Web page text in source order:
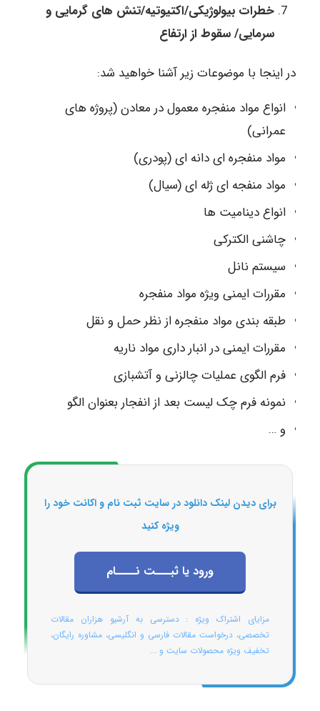
خطرات بیولوژیکی/اکتیوتیه/تنش های گرمایی و
سرمایی/ سقوط از ارتفاع
در اینجا با موضوعات زیر آشنا خواهید شد:
انواع مواد منفجره معمول در معادن (پروژه های
عمرانی)
مواد منفجره ای دانه ای (پودری)
مواد منفجه ای ژله ای (سیال)
انواع دینامیت ها
چاشنی الکترکی
سیستم نانل
مقررات ایمنی ویژه مواد منفجره
طبقه بندی مواد منفجره از نظر حمل و نقل
مقررات ایمنی در انبار داری مواد ناریه
فرم الگوی عملیات چالزنی و آتشبازی
نمونه فرم چک لیست بعد از انفجار بعنوان الگو
و …
برای دیدن لینک دانلود در سایت ثبت نام و اکانت خود را
ویژه کنید
ورود یا ثبـــت نــــام
مزایای اشتراک ویژه : دسترسی به آرشیو هزاران مقالات
تخصصی، درخواست مقالات فارسی و انگلیسی، مشاوره رایگان،
تخفیف ویژه محصولات سایت و ...